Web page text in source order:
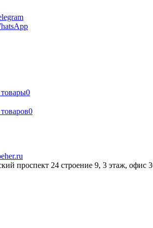
0
0
проспект 24 строение 9, 3 этаж, офис